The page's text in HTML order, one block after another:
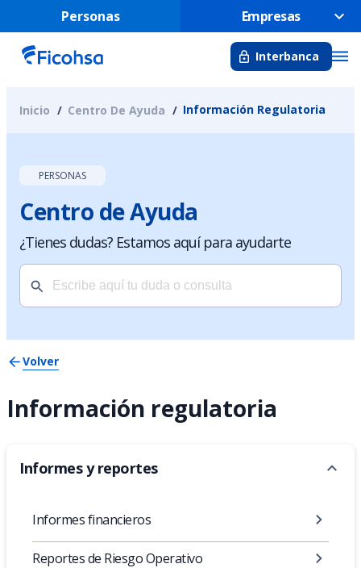
Personas Empresas
Interbanca
Inicio Centro De Ayuda Información Regulatoria
PERSONAS
Centro de Ayuda
¿Tienes dudas? Estamos aquí para ayudarte
Volver
Información regulatoria
Informes y reportes
Informes financieros
Reportes de Riesgo Operativo